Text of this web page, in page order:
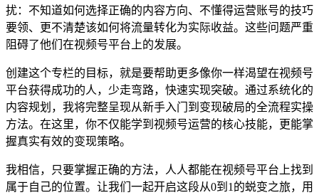
扰：不知道如何选择正确的内容方向、不懂得运营账号的技巧
要领、更不清楚该如何将流量转化为实际收益。这些问题严重
阻碍了他们在视频号平台上的发展。
创建这个专栏的目标，就是要帮助更多像你一样渴望在视频号
平台获得成功的人，少走弯路，快速实现突破。通过系统化的
内容规划，我将完整呈现从新手入门到变现破局的全流程实操
方法。在这里，你不仅能学到视频号运营的核心技能，更能掌
握真实有效的变现策略。
我相信，只要掌握正确的方法，人人都能在视频号平台上找到
属于自己的位置。让我们一起开启这段从0到1的蜕变之旅，用